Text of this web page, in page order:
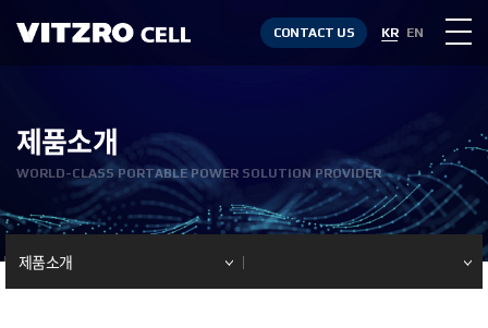
CONTACT US KR EN
제품소개
WORLD-CLASS PORTABLE POWER SOLUTION PROVIDER
제품소개